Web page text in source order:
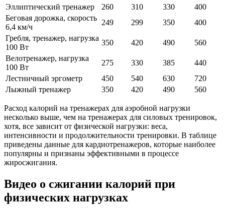
Эллиптический тренажер
260 310 330
400
Беговая дорожка, скорость
6,4 км/ч
249 299 350
400
Гребля, тренажер, нагрузка
100 Вт
350 420 490
560
Велотренажер, нагрузка
100 Вт
275 330 385
440
Лестничный эргометр
450 540 630
720
Лыжный тренажер
350 420 490 560
Расход калорий на тренажерах для аэробной нагрузки
несколько выше, чем на тренажерах для силовых тренировок,
хотя, все зависит от физической нагрузки: веса,
интенсивности и продолжительности тренировки. В таблице
приведены данные для кардиотренажеров, которые наиболее
популярны и признаны эффективными в процессе
жиросжигания.
Видео о сжигании калорий при
физических нагрузках